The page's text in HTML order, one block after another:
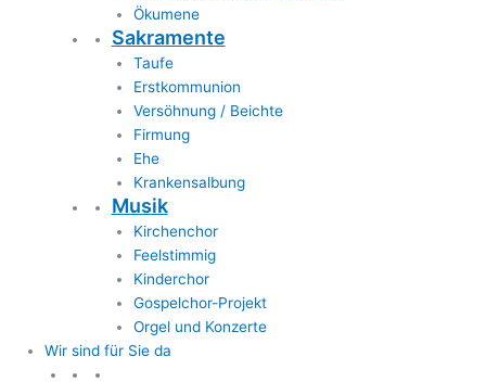
Ökumene
Sakramente
Taufe
Erstkommunion
Versöhnung / Beichte
Firmung
Ehe
Krankensalbung
Musik
Kirchenchor
Feelstimmig
Kinderchor
Gospelchor-Projekt
Orgel und Konzerte
Wir sind für Sie da